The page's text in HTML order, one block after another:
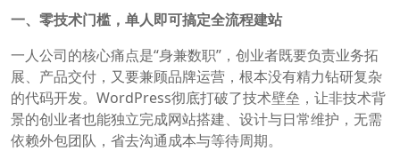
一、零技术门槛，单人即可搞定全流程建站
一人公司的核心痛点是“身兼数职”，创业者既要负责业务拓
展、产品交付，又要兼顾品牌运营，根本没有精力钻研复杂
的代码开发。WordPress彻底打破了技术壁垒，让非技术背
景的创业者也能独立完成网站搭建、设计与日常维护，无需
依赖外包团队，省去沟通成本与等待周期。